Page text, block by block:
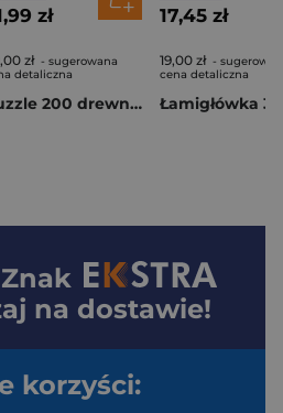
zł
zł - sugerowana
detaliczna
Puzzle 200 drewniane kolorowe Ptak
17,45 zł
19,00 zł -
cena detaliczna
Znak
na dostawie!
korzyści: